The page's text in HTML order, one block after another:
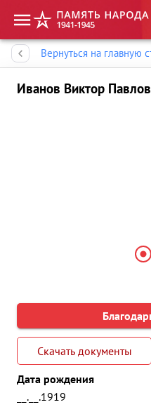
Вернуться на главную
Иванов Виктор
Скачать документы
Дата рождения
__.__.1919
Память народа